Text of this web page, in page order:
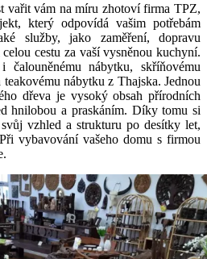
vařit vám na míru zhotoví firma TPZ,
který odpovídá vašim potřebám
služby, jako zaměření, dopravu
cestu za vaší vysněnou kuchyní.
nábytku, skříňovému
nábytku z Thajska. Jednou
dřeva je vysoký obsah přírodních
hnilobou a praskáním. Díky tomu si
svůj vzhled a strukturu po desítky let,
vybavování vašeho domu s firmou